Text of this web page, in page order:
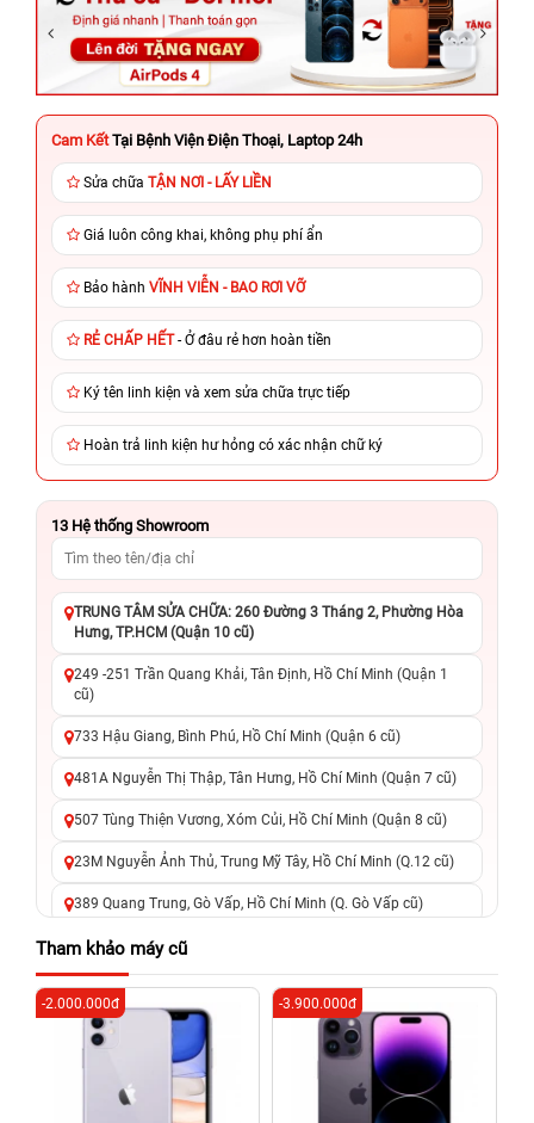
Cam Kết Tại Bệnh Viện Điện Thoại, Laptop 24h
Sửa chữa TẬN NƠI - LẤY LIỀN
Giá luôn công khai, không phụ phí ẩn
Bảo hành VĨNH VIỄN - BAO RƠI VỠ
RẺ CHẤP HẾT- Ở đâu rẻ hơn hoàn tiền
Ký tên linh kiện và xem sửa chữa trực tiếp
Hoàn trả linh kiện hư hỏng có xác nhận chữ ký
13 Hệ thống Showroom
TRUNG TÂM SỬA CHỮA: 260 Đường 3 Tháng 2, Phường Hòa
Hưng, TP.HCM (Quận 10 cũ)
249 -251 Trần Quang Khải, Tân Định, Hồ Chí Minh (Quận 1
cũ)
733 Hậu Giang, Bình Phú, Hồ Chí Minh (Quận 6 cũ)
481A Nguyễn Thị Thập, Tân Hưng, Hồ Chí Minh (Quận 7 cũ)
507 Tùng Thiện Vương, Xóm Củi, Hồ Chí Minh (Quận 8 cũ)
23M Nguyễn Ảnh Thủ, Trung Mỹ Tây, Hồ Chí Minh (Q.12 cũ)
389 Quang Trung, Gò Vấp, Hồ Chí Minh (Q. Gò Vấp cũ)
625 - 625A Âu Cơ, Tân Phú, Hồ Chí Minh (Quận Tân Phú cũ)
326 Lê Văn Việt, Tăng Nhơn Phú, Hồ Chí Minh (Q.9 TP. Thủ
Đức cũ)
256 Võ Văn Ngân, Thủ Đức, Hồ Chí Minh (Bình Thọ, TP. Thủ
Đức Cũ)
70 Nguyễn An Ninh, Dĩ An, Hồ Chí Minh (Bình Dương Cũ)
Tham khảo máy cũ
-2.000.000đ -3.900.000đ